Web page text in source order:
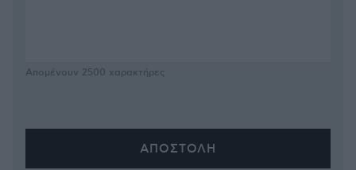
Απομένουν 2500 χαρακτήρες